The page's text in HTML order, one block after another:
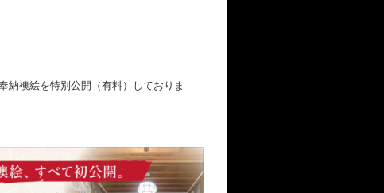
納襖絵を特別公開（有料）しておりま